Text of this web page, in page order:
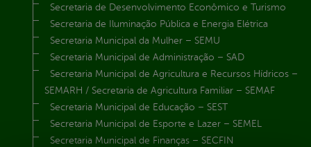
Secretaria de Desenvolvimento Econômico e Turismo
Secretaria de Iluminação Pública e Energia Elétrica
Secretaria Municipal da Mulher – SEMU
Secretaria Municipal de Administração – SAD
Secretaria Municipal de Agricultura e Recursos Hídricos –
SEMARH / Secretaria de Agricultura Familiar – SEMAF
Secretaria Municipal de Educação – SEST
Secretaria Municipal de Esporte e Lazer – SEMEL
Secretaria Municipal de Finanças – SECFIN